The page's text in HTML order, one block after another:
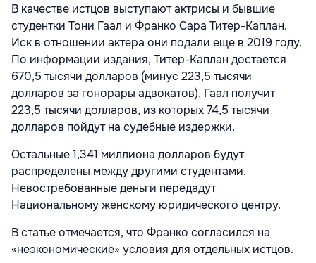
В качестве истцов выступают актрисы и бывшие
студентки Тони Гаал и Франко Сара Титер-Каплан.
Иск в отношении актера они подали еще в 2019 году.
По информации издания, Титер-Каплан достается
670,5 тысячи долларов (минус 223,5 тысячи
долларов за гонорары адвокатов), Гаал получит
223,5 тысячи долларов, из которых 74,5 тысячи
долларов пойдут на судебные издержки.
Остальные 1,341 миллиона долларов будут
распределены между другими студентами.
Невостребованные деньги передадут
Национальному женскому юридического центру.
В статье отмечается, что Франко согласился на
«неэкономические» условия для отдельных истцов.